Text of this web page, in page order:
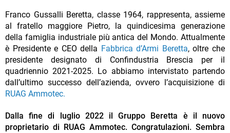
Franco Gussalli Beretta, classe 1964, rappresenta, assieme
al fratello maggiore Pietro, la quindicesima generazione
della famiglia industriale più antica del Mondo. Attualmente
è Presidente e CEO della Fabbrica d’Armi Beretta, oltre che
presidente designato di Confindustria Brescia per il
quadriennio 2021-2025. Lo abbiamo intervistato partendo
dall’ultimo successo dell’azienda, ovvero l’acquisizione di
RUAG Ammotec.
Dalla fine di luglio 2022 il Gruppo Beretta è il nuovo
proprietario di RUAG Ammotec. Congratulazioni. Sembra